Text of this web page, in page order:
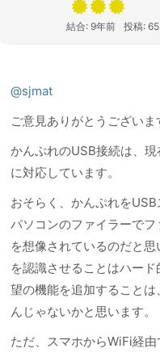
結合: 9年前 投稿:
@sjmat
ご意見ありがとうございま
かんぷれのUSB接続は、
に対応しています。
おそらく、かんぷれをUSB
パソコンのファイラーで
を想像されているのだと
を認識させることはハー
望の機能を追加すること
んじゃないかと思います。
ただ、スマホからWiFi経